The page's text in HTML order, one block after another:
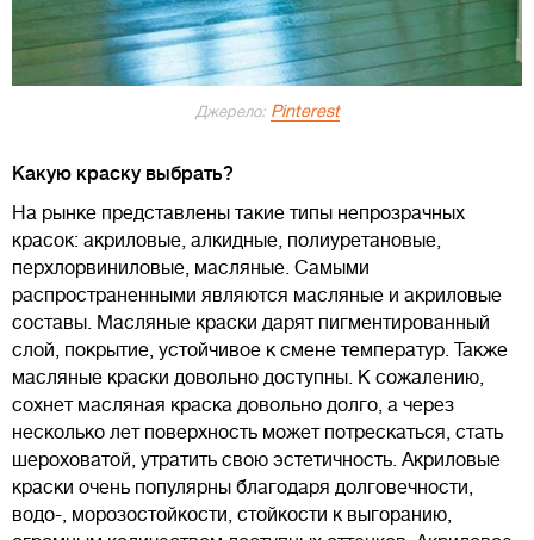
Джерело: Pinterest
Какую краску выбрать?
На рынке представлены такие типы непрозрачных
красок: акриловые, алкидные, полиуретановые,
перхлорвиниловые, масляные. Самыми
распространенными являются масляные и акриловые
составы. Масляные краски дарят пигментированный
слой, покрытие, устойчивое к смене температур. Также
масляные краски довольно доступны. К сожалению,
сохнет масляная краска довольно долго, а через
несколько лет поверхность может потрескаться, стать
шероховатой, утратить свою эстетичность. Акриловые
краски очень популярны благодаря долговечности,
водо-, морозостойкости, стойкости к выгоранию,